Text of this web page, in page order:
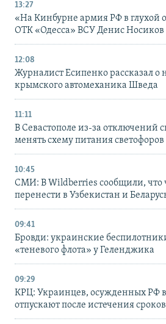
13:27
«На Кинбурне армия РФ в глухой
ОТК «Одесса» ВСУ Денис Носиков
12:08
Журналист Есипенко рассказал о
крымского автомеханика Шведа
11:11
В Севастополе из-за отключений
менять схему питания светофоров
10:45
СМИ: В Wildberries сообщили, что
перенести в Узбекистан и
09:41
Бровди: украинские
«теневого флота» у Геленджика
09:29
КРЦ: Украинцев, осужденных РФ
отпускают после истечения сроков